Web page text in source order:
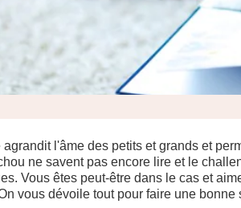
agrandit l'âme des petits et grands et
ne savent pas encore lire et le
Vous êtes peut-être dans le cas et
vous dévoile tout pour faire une